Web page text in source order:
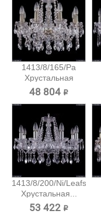
1413/8/165/Pa
Хрустальная
подвесная...
48 804 ₽
1413/8/200/Ni/Leafs
Хрустальная...
53 422 ₽